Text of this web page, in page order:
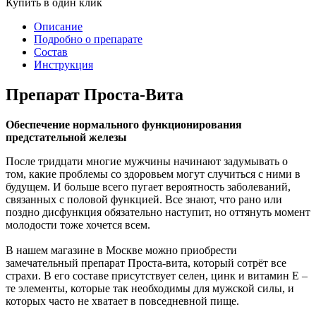
Описание
Подробно о препарате
Состав
Инструкция
Препарат Проста-Вита
Обеспечение нормального функционирования
предстательной железы
После тридцати многие мужчины начинают задумывать о
том, какие проблемы со здоровьем могут случиться с ними в
будущем. И больше всего пугает вероятность заболеваний,
связанных с половой функцией. Все знают, что рано или
поздно дисфункция обязательно наступит, но оттянуть момент
молодости тоже хочется всем.
В нашем магазине в Москве можно приобрести
замечательный препарат Проста-вита, который сотрёт все
страхи. В его составе присутствует селен, цинк и витамин E –
те элементы, которые так необходимы для мужской силы, и
которых часто не хватает в повседневной пище.